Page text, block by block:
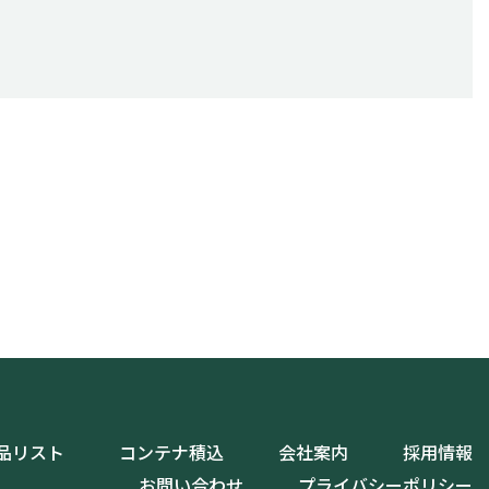
リスト コンテナ積込 会社案内
採用情報